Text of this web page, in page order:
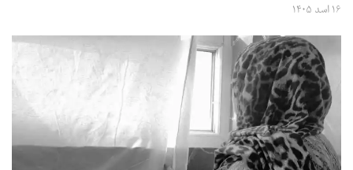
۱۶ اسد ۱۴۰۵